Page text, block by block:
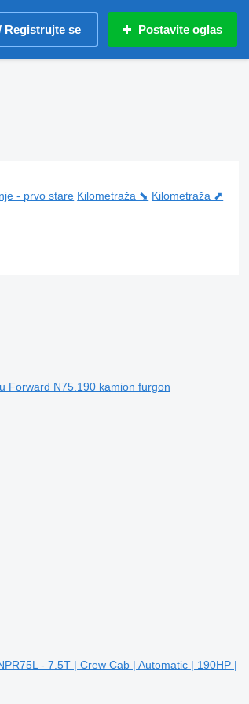
Registrujte se Postavite oglas
- prvo stare Kilometraža ⬊ Kilometraža ⬈
Forward N75.190 kamion furgon
- 7.5T | Crew Cab | Automatic | 190HP |